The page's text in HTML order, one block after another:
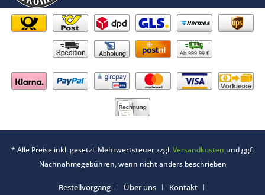
Ab 999,99 €
* Alle Preise inkl. gesetzl. Mehrwertsteuer zzgl.Versandkosten und ggf.
Nachnahmegebühren, wenn nicht anders beschrieben
Bestellvorgang Über uns
Kontakt